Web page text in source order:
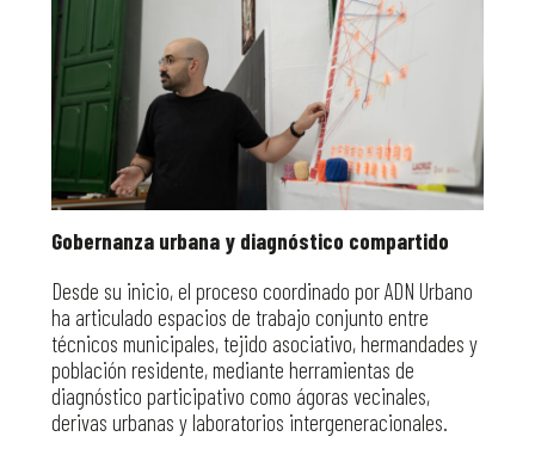
Gobernanza urbana y diagnóstico compartido
Desde su inicio, el proceso coordinado por ADN Urbano
ha articulado espacios de trabajo conjunto entre
técnicos municipales, tejido asociativo, hermandades y
población residente, mediante herramientas de
diagnóstico participativo como ágoras vecinales,
derivas urbanas y laboratorios intergeneracionales.